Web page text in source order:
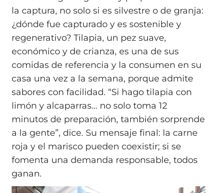
la captura, no solo si es silvestre o de granja:
¿dónde fue capturado y es sostenible y
regenerativo? Tilapia, un pez suave,
económico y de crianza, es una de sus
comidas de referencia y la consumen en su
casa una vez a la semana, porque admite
sabores con facilidad. “Si hago tilapia con
limón y alcaparras… no solo toma 12
minutos de preparación, también sorprende
a la gente”, dice. Su mensaje final: la carne
roja y el marisco pueden coexistir; si se
fomenta una demanda responsable, todos
ganan.